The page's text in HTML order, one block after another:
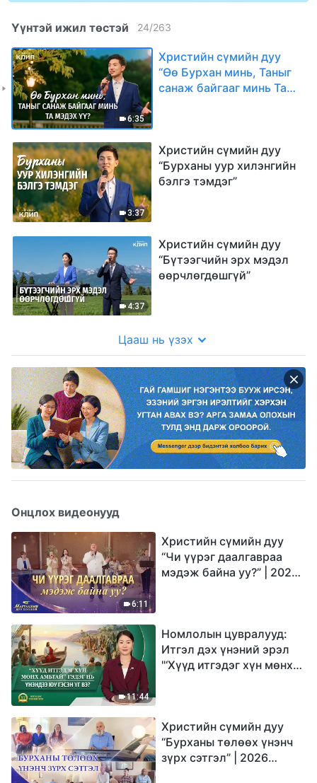
Үүнтэй ижил төстэй 24/263
6:35
Христийн сүмийн дуу
“Өө Бурхан минь, Таныг
санаж байгааг минь Та
3:37
Христийн сүмийн дуу
“Бурханы уур хилэнгийн
бэлгэ тэмдэг”
4:37
Христийн сүмийн дуу
“Бүтээгчийн эрх мэдэл
өөрчлөгдөшгүй”
Цааш нь үзэх
Онцлох видеонууд
6:11
Христийн сүмийн дуу
“Чи үүрэг даалгавраа
мэдэж байна уу?” | 2026
11:44
Номлолын цувралууд:
Итгэл дэх үнэний эрэл
"‘Хүүд итгэдэг хүн мөнх
Христийн сүмийн дуу
“Бурханы төлөөх үнэнч
зүрх сэтгэл” | 2026